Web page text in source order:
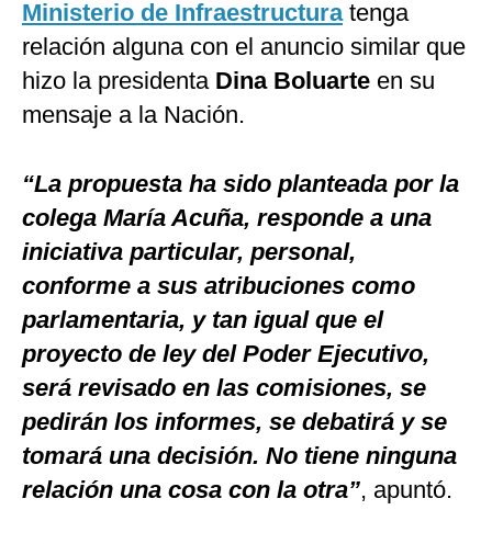
Ministerio de Infraestructuratenga
relación alguna con el anuncio similar que
hizo la presidenta Dina Boluarte en su
mensaje a la Nación.
“La propuesta ha sido planteada por la
colega María Acuña, responde a una
iniciativa particular, personal,
conforme a sus atribuciones como
parlamentaria, y tan igual que el
proyecto de ley del Poder Ejecutivo,
será revisado en las comisiones, se
pedirán los informes, se debatirá y se
tomará una decisión. No tiene ninguna
relación una cosa con la otra”, apuntó.